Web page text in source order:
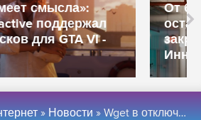
сотрудников
250: «МойОфис»
в Санкт-Петербурге и
«Новости сети»
» Новости » Wget в отключке. Эксплуатируем переполнение буфера в популярной качалке для Linux - «Новости»